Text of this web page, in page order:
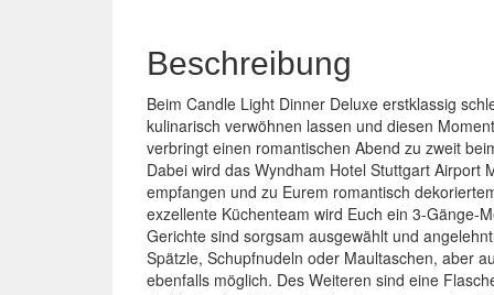
Beschreibung
Beim Candle Light Dinner Deluxe erstklassig
kulinarisch verwöhnen lassen und diesen
verbringt einen romantischen Abend zu zweit
Dabei wird das Wyndham Hotel Stuttgart Airport
empfangen und zu Eurem romantisch
exzellente Küchenteam wird Euch ein 3-Gänge-
Gerichte sind sorgsam ausgewählt und
Spätzle, Schupfnudeln oder Maultaschen, aber
ebenfalls möglich. Des Weiteren sind eine